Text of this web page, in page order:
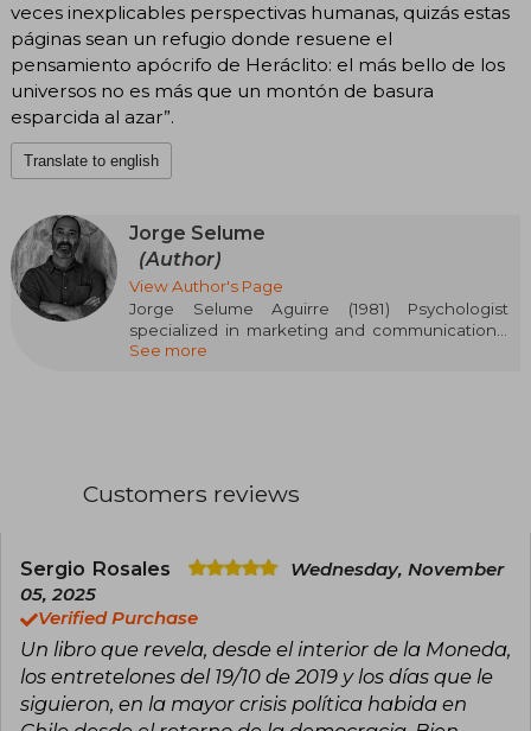
veces inexplicables perspectivas humanas, quizás estas
páginas sean un refugio donde resuene el
pensamiento apócrifo de Heráclito: el más bello de los
universos no es más que un montón de basura
esparcida al azar”.
Translate to english
Jorge Selume
(Author)
View Author's Page
Jorge Selume Aguirre (1981) Psychologist
specialized in marketing and communications,
with extensive experience in electoral
arena to take charge of the television slot for
He is the founder and CEO of Artool, a
corporate campaigns. He is a member of the
Board of Directors of Andrés Bello University
and a columnist in print media. Better Times is
his first book.
See more
Customers reviews
Sergio Rosales
Wednesday, November
05, 2025
Verified Purchase
Un libro que revela, desde el interior de la Moneda,
los entretelones del 19/10 de 2019 y los días que le
siguieron, en la mayor crisis política habida en